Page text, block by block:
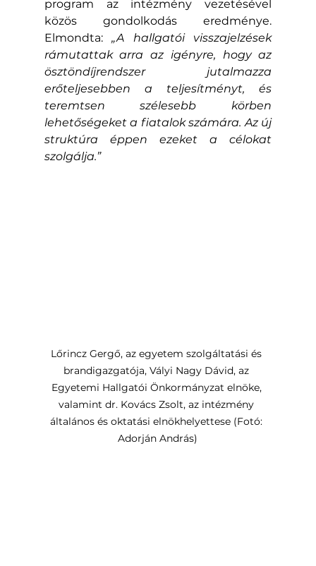
program az intézmény vezetésével
közös gondolkodás eredménye.
Elmondta: „A hallgatói visszajelzések
rámutattak arra az igényre, hogy az
ösztöndíjrendszer jutalmazza
erőteljesebben a teljesítményt, és
teremtsen szélesebb körben
lehetőségeket a fiatalok számára. Az új
struktúra éppen ezeket a célokat
szolgálja.”
Lőrincz Gergő, az egyetem szolgáltatási és
brandigazgatója, Vályi Nagy Dávid, az
Egyetemi Hallgatói Önkormányzat elnöke,
valamint dr. Kovács Zsolt, az intézmény
általános és oktatási elnökhelyettese (Fotó:
Adorján András)